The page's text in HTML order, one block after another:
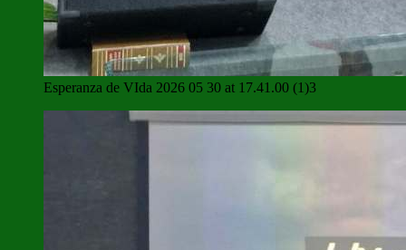
Esperanza de VIda 2026 05 30 at 17.41.00 (1)3